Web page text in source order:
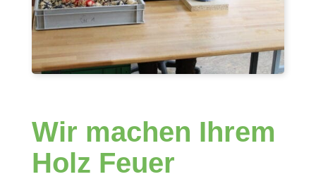
Wir machen Ihrem
Holz Feuer